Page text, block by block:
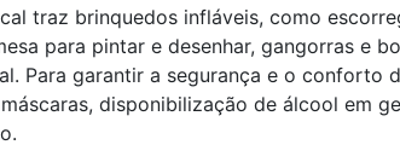
traz brinquedos infláveis, como
para pintar e desenhar, gangorras e
Para garantir a segurança e o conforto
disponibilização de álcool em